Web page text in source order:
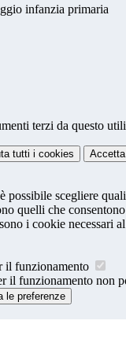
infanzia primaria
terzi da questo
tutti i cookies
possibile scegliere
quelli che
i cookie necessari
il funzionamento
il funzionamento non
le preferenze